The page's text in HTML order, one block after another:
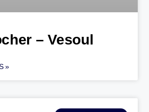
– Vesoul
»